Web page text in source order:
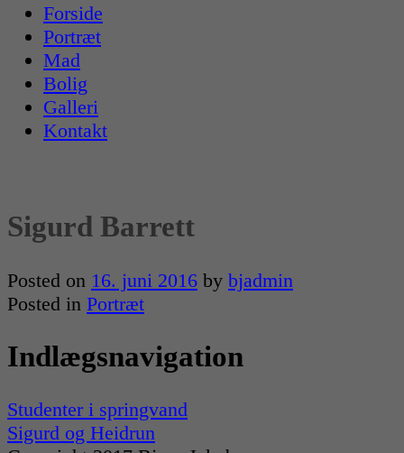
Forside
Portræt
Mad
Bolig
Galleri
Kontakt
Sigurd Barrett
Posted on 16. juni 2016 by bjadmin
Posted in Portræt
Indlægsnavigation
Studenter i springvand
Sigurd og Heidrun